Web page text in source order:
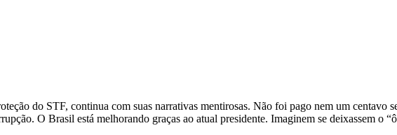
do STF, continua com suas narrativas mentirosas. Não foi pago nem um centavo
O Brasil está melhorando graças ao atual presidente. Imaginem se deixassem o